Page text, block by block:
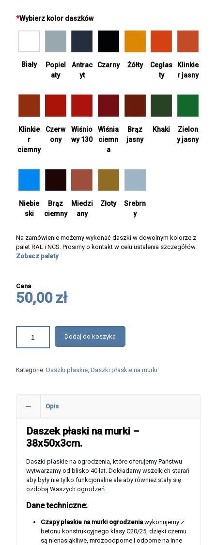
*Wybierz kolor daszków
Biały
Popiel
aty
Antrac
yt
Czarny Żółty
Ceglas
ty
Klinkie
r jasny
Klinkie
r
ciemny
Czerw
ony
Wiśnio
wy 130
Wiśnia
ciemn
a
Brąz
jasny
Khaki
Zielon
y jasny
Niebie
ski
Brąz
ciemny
Miedzi
any
Złoty
Srebrn
y
Na zamówienie możemy wykonać daszki w dowolnym kolorze z
palet RAL i NCS. Prosimy o kontakt w celu ustalenia szczegółów.
Zobacz palety
Cena
50,00 zł
Dodaj do koszyka
Kategorie: Daszki płaskie, Daszki płaskie na murki
Opis
Daszek płaski na murki –
38x50x3cm.
Daszki płaskie na ogrodzenia, które oferujemy Państwu
wytwarzamy od blisko 40 lat. Dokładamy wszelkich starań
aby były nie tylko funkcjonalne ale aby również stały się
ozdobą Waszych ogrodzeń.
Dane techniczne:
Czapy płaskie na murki ogrodzeniawykonujemy z
betonu konstrukcyjnego klasy C20/25, dzięki czemu
są nienasiąkliwe, mrozoodporne i odporne na inne